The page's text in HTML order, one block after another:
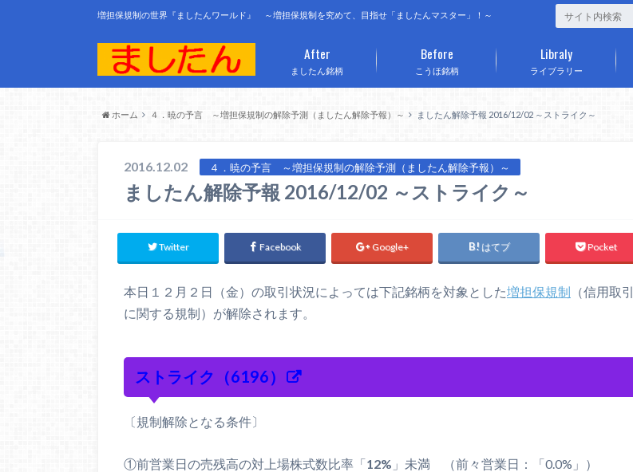
増担保規制の世界『ましたんワールド』 ～増担保規制を究めて、目指せ「ましたんマスター」！～
ましたん銘柄
After
こうほ銘柄
Before
ライブラリー
Libraly
ホーム ４．暁の予言 ～増担保規制の解除予測（ましたん解除予報）～ ましたん解除予報 2016/12/02 ～ストライク～
2016.12.02 ４．暁の予言 ～増担保規制の解除予測（ましたん解除予報）～
ましたん解除予報 2016/12/02 ～ストライク～
Twitter Facebook Google+ はてブ Pocket
本日１２月２日（金）の取引状況によっては下記銘柄を対象とした増担保規制 （信用取引
に関する規制）が解除されます。
ストライク（6196）
〔規制解除となる条件〕
①前営業日の売残高の対上場株式数比率「12% 」未満 （前々営業日：「0.0%」）